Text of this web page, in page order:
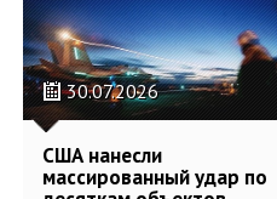
30.07.2026
США нанесли
массированный удар по